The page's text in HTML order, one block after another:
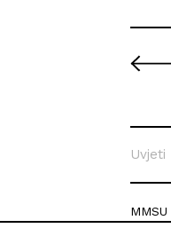
Uvjeti
MMSU